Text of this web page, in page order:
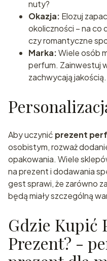
nuty?
Okazja: Elozuj
okoliczności – na co
czy romantyczne
Marka:Wiele osób
perfum. Zainwestuj
zachwycają jakością.
Aby uczynić prezent
osobistym, rozważ
opakowania. Wiele
na prezent i dodawania
gest sprawi, że zarówno
będą miały szczególną
Gdzie Kupić
Prezent? -